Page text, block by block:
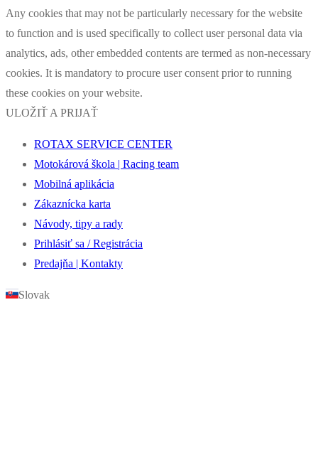
Any cookies that may not be particularly necessary for the website
to function and is used specifically to collect user personal data via
analytics, ads, other embedded contents are termed as non-necessary
cookies. It is mandatory to procure user consent prior to running
these cookies on your website.
ULOŽIŤ A PRIJAŤ
ROTAX SERVICE CENTER
Motokárová škola | Racing team
Mobilná aplikácia
Zákaznícka karta
Návody, tipy a rady
Prihlásiť sa / Registrácia
Predajňa | Kontakty
Slovak